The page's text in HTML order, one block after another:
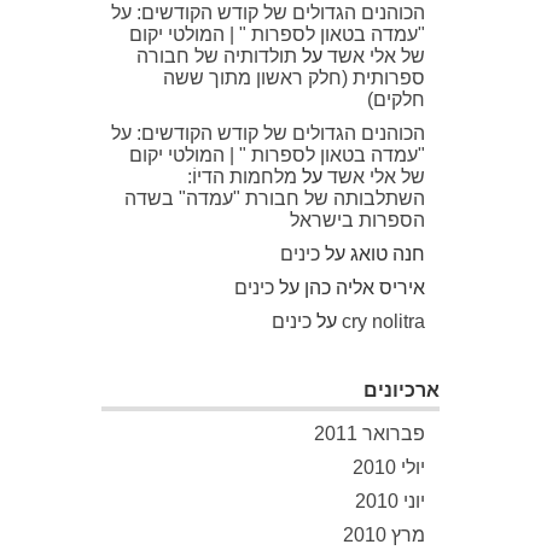
הכוהנים הגדולים של קודש הקודשים: על
"עמדה בטאון לספרות " | המולטי יקום
של אלי אשד על תולדותיה של חבורה
ספרותית (חלק ראשון מתוך ששה
חלקים)
הכוהנים הגדולים של קודש הקודשים: על
"עמדה בטאון לספרות " | המולטי יקום
של אלי אשד על מלחמות הדיוֹ:
השתלבותה של חבורת "עמדה" בשדה
הספרות בישראל
חנה טואג על כינים
איריס אליה כהן על כינים
cry nolitra על כינים
ארכיונים
פברואר 2011
יולי 2010
יוני 2010
מרץ 2010